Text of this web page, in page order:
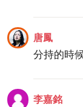
唐鳳
分持的時
李嘉銘